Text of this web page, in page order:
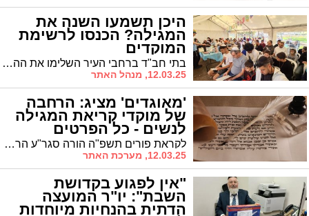
היכן תשמעו השנה את
המגילה? הכנסו לרשימת
המוקדים
בתי חב"ד ברחבי העיר השלימו את ההיערכות לחג הפורים ויקימו עשרות מוקדים לקריאת המגילה ולקיום מצוות החג לכלל הציבור • אשדודס מגיש כשירות לציבור את רשימת המוקדים המלאה
12.03.25, מנהל האתר
'מאוגדים' מציג: הרחבה
של מוקדי קריאת המגילה
לנשים - כל הפרטים
לקראת פורים תשפ"ה הורה סגר"ע הרב יחיאל וינגרטן לצוות 'מאוגדים' להרחיב את פריסת מוקדי קריאת המגילה לנשים, כאשר השנה יהיו ארבעה מוקדים בכל ארבעת הרובעים: ג' (חדש), ז', ח', ו'. כמו כן נוספו שעות קריאה, כולל בשעות המוקדמות, זאת בכדי לענות על כלל הביקושים
12.03.25, מערכת האתר
"אין לפגוע בקדושת
השבת": יו"ר המועצה
הדתית בהנחיות מיוחדות